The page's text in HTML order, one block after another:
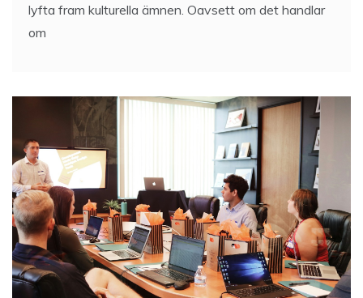
lyfta fram kulturella ämnen. Oavsett om det handlar
om